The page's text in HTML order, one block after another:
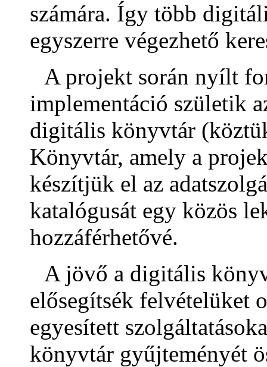
számára. Így több
egyszerre végezhető
A projekt során nyílt
implementáció születik
digitális könyvtár
Könyvtár, amely a
készítjük el az
katalógusát egy közös
hozzáférhetővé.
A jövő a digitális
elősegítsék felvételüket
egyesített
könyvtár gyűjteményét